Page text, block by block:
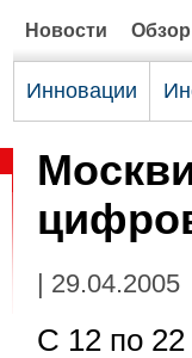
Новости
Инновации
| 29.04.2005
С 12 по